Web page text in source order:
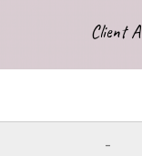
Client A
-